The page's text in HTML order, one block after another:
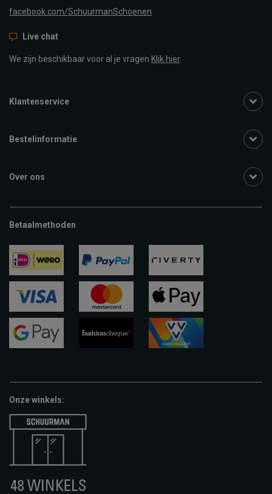
facebook.com/SchuurmanSchoenen
Live chat
We zijn beschikbaar voor al je vragen Klik hier.
Klantenservice
Bestelinformatie
Over ons
Betaalmethoden
ideal paypal riverty
visa
apple-
pay
Onze winkels: